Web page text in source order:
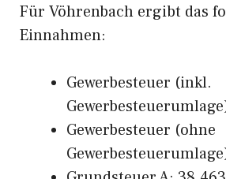
Für Vöhrenbach ergibt das
Einnahmen:
Gewerbesteuer (inkl.
Gewerbesteuer (ohne